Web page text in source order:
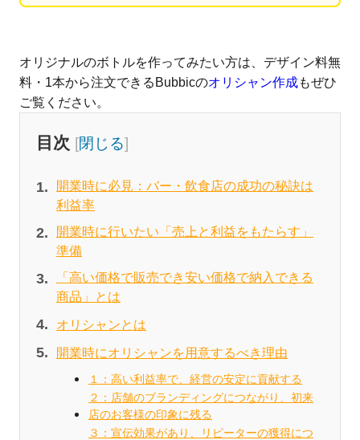
オリジナルのボトルを作ってみたい方は、デザイン料無
料・1本から注文できるBubbicのオリシャン作成もぜひ
ご覧ください。
目次 [閉じる]
開業時に必見：バー・飲食店の成功の秘訣は
利益率
開業時に行いたい「売上と利益をもたらす」
準備
「高い価格で販売でき安い価格で納入できる
商品」とは
オリシャンとは
開業時にオリシャンを用意するべき理由
１：高い利益率で、経営の安定に貢献する
２：店舗のブランディングにつながり、初来
店のお客様の印象に残る
３：宣伝効果があり、リピーターの獲得につ